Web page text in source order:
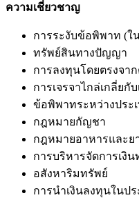
ความเชี่ยวชาญ
การระงับข้อพิพาท (ใ
ทรัพย์สินทางปัญญา
การลงทุนโดยตรงจา
การเจรจาไกล่เกลี่ยกั
ข้อพิพาทระหว่างประ
กฎหมายกัญชา
กฎหมายอาหารและย
การบริหารจัดการเงิ
อสังหาริมทรัพย์
การนำเงินลงทุนในป